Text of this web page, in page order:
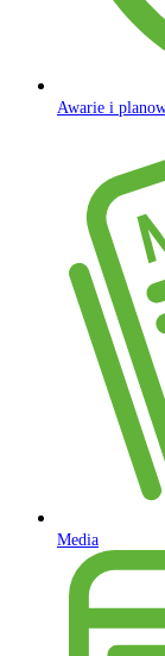
Awarie i
Media